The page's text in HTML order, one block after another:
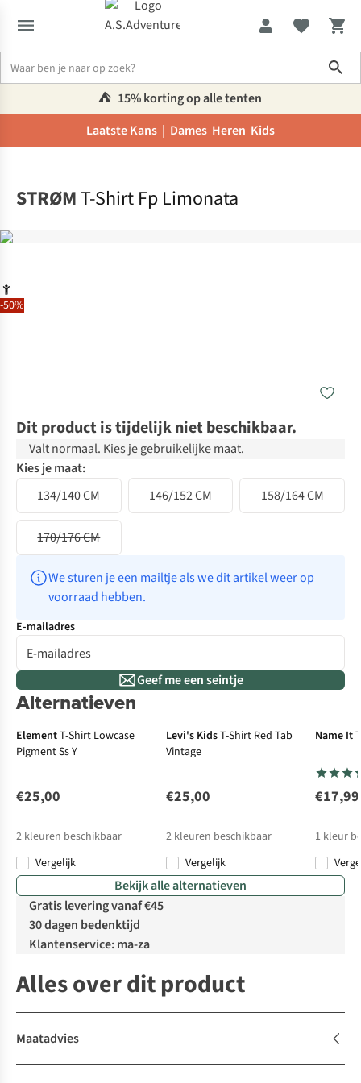
⛺️ 15% korting op alle tenten
Laatste Kans | Dames Heren Kids
-50%
STRØMT-Shirt Fp Limonata
Dit product is tijdelijk niet beschikbaar.
Valt normaal. Kies je gebruikelijke maat.
Kies je maat:
134/140 CM
146/152 CM 158/164 CM
170/176 CM
We sturen je een mailtje als we dit artikel weer op
voorraad hebben.
E-mailadres
Geef me een seintje
Alternatieven
ElementT-Shirt Lowcase
Pigment Ss Y
€25,00
2 kleuren beschikbaar
Vergelijk
Levi's KidsT-Shirt Red Tab
Vintage
€25,00
2 kleuren beschikbaar
Vergelijk
Name It
€17,99
1 kleur
Bekijk alle alternatieven
Gratis levering vanaf €45
30 dagen bedenktijd
Klantenservice: ma-za
Alles over dit product
Maatadvies